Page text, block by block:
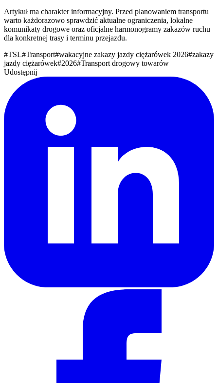
Artykuł ma charakter informacyjny. Przed planowaniem transportu
warto każdorazowo sprawdzić aktualne ograniczenia, lokalne
komunikaty drogowe oraz oficjalne harmonogramy zakazów ruchu
dla konkretnej trasy i terminu przejazdu.
#TSL#Transport#wakacyjne zakazy jazdy ciężarówek 2026#zakazy
jazdy ciężarówek#2026#Transport drogowy towarów
Udostępnij